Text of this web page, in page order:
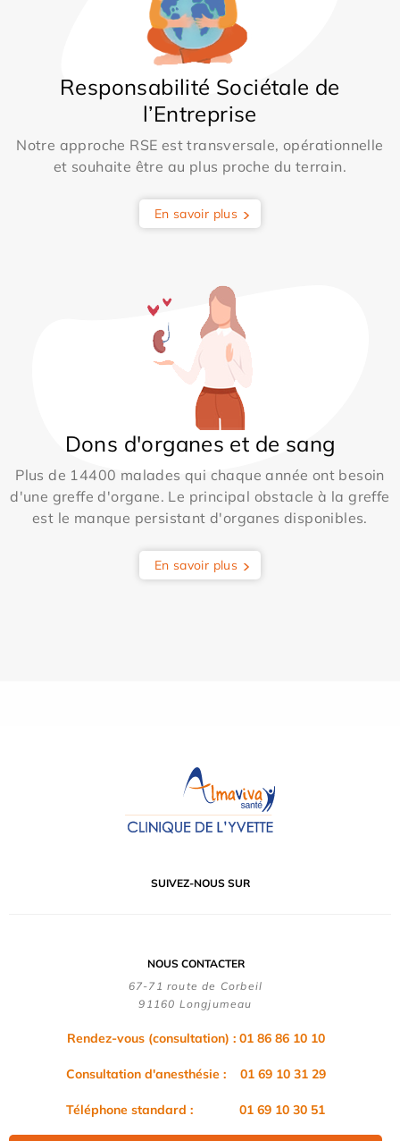
Responsabilité Sociétale de
l’Entreprise
Notre approche RSE est transversale, opérationnelle
et souhaite être au plus proche du terrain.
En savoir plus
Dons d'organes et de sang
Plus de 14400 malades qui chaque année ont besoin
d'une greffe d'organe. Le principal obstacle à la greffe
est le manque persistant d'organes disponibles.
En savoir plus
SUIVEZ-NOUS SUR
NOUS CONTACTER
67-71 route de Corbeil
91160 Longjumeau
Rendez-vous (consultation) : 01 86 86 10 10
Consultation d'anesthésie : 01 69 10 31 29
Téléphone standard : 01 69 10 30 51